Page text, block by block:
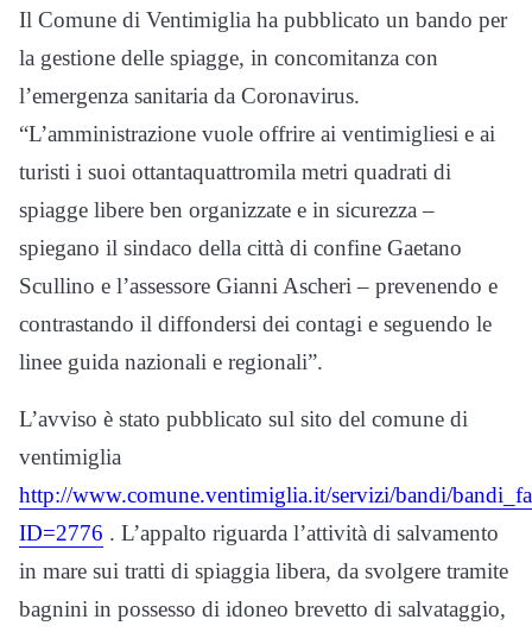
Il Comune di Ventimiglia ha pubblicato un bando per
la gestione delle spiagge, in concomitanza con
l’emergenza sanitaria da Coronavirus.
“L’amministrazione vuole offrire ai ventimigliesi e ai
turisti i suoi ottantaquattromila metri quadrati di
spiagge libere ben organizzate e in sicurezza –
spiegano il sindaco della città di confine Gaetano
Scullino e l’assessore Gianni Ascheri – prevenendo e
contrastando il diffondersi dei contagi e seguendo le
linee guida nazionali e regionali”.
L’avviso è stato pubblicato sul sito del comune di
ventimiglia
http://www.comune.ventimiglia.it/servizi/bandi/
ID=2776 . L’appalto riguarda l’attività di salvamento
in mare sui tratti di spiaggia libera, da svolgere tramite
bagnini in possesso di idoneo brevetto di salvataggio,